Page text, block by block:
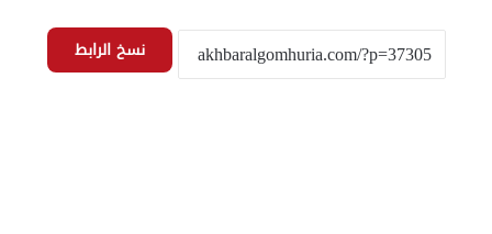
نسخ الرابط